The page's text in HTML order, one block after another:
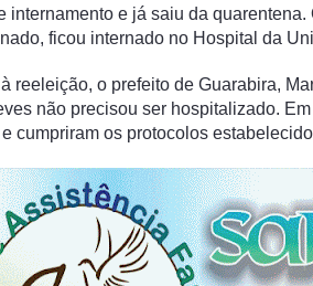
internamento e já saiu da
ficou internado no Hospital da
reeleição, o prefeito de Guarabira,
não precisou ser hospitalizado.
cumpriram os protocolos